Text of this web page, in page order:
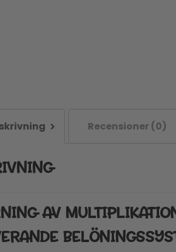
Recensioner (0)
AV